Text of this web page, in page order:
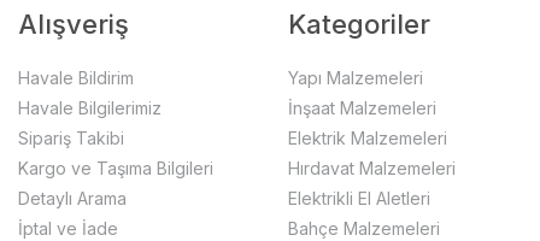
Alışveriş
Havale Bildirim
Havale Bilgilerimiz
Sipariş Takibi
Kargo ve Taşıma Bilgileri
Detaylı Arama
İptal ve İade
Kategoriler
Yapı Malzemeleri
İnşaat Malzemeleri
Elektrik Malzemeleri
Hırdavat Malzemeleri
Elektrikli El Aletleri
Bahçe Malzemeleri